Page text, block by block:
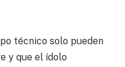
técnico solo pueden
y que el ídolo